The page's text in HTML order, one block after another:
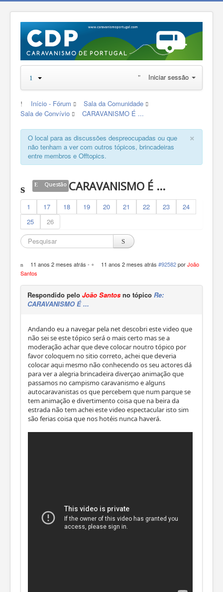
Iniciar sessão
Início - Fórum
Sala da Comunidade
Sala de Convívio
CARAVANISMO É ...
×
O local para as discussões despreocupadas ou que
não tenham a ver com outros tópicos, brincadeiras
entre membros e Offtopics.
Questão CARAVANISMO É ...
1 17 18 19 20 21 22 23
24
25
26
11 anos 2 meses atrás - 11 anos 2 meses atrás #92582 porJoão
Santos
Respondido pelo João Santos no tópico Re:
CARAVANISMO É ...
Andando eu a navegar pela net descobri este video que
não sei se este tópico será o mais certo mas se a
moderação achar que deve colocar noutro tópico por
favor coloquem no sitio correto, achei que deveria
colocar aqui mesmo não conhecendo os seu actores dá
para ver a alegria brincadeira diverçao animação que
passamos no campismo caravanismo e alguns
autocaravanistas os que percebem que num parque se
tem animação e divertimento coisa que na beira da
estrada não tem achei este video espectacular isto sim
são ferias coisa que nos hotéis nunca haverá.